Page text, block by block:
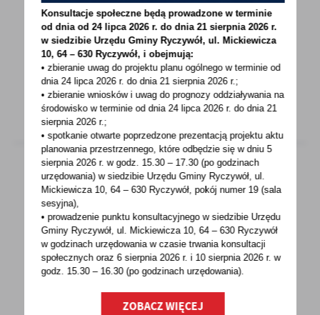
Urząd Gminy w Ryczywole informuje, iż
świadczenie pieniężne za zapewnienie
zakwaterowania i wyżywienia...
04 - 04 - 2022
Informacja o realizacji projektu pn. "Aktywna
integracja w powiecie gostyńskim i
śremskim"
Kancelaria Ekonomii Społecznej non
profit spółka z o graniczną odpowiedzialnością
Konsultacje społeczne będą prowadzone w terminie
od dnia od 24 lipca 2026 r. do dnia 21 sierpnia 2026 r.
w siedzibie Urzędu Gminy Ryczywół, ul. Mickiewicza
10, 64 – 630 Ryczywół, i obejmują:
• zbieranie uwag do projektu planu ogólnego w terminie od
dnia 24 lipca 2026 r. do dnia 21 sierpnia 2026 r.;
• zbieranie wniosków i uwag do prognozy oddziaływania na
środowisko w terminie od dnia 24 lipca 2026 r. do dnia 21
sierpnia 2026 r.;
• spotkanie otwarte poprzedzone prezentacją projektu aktu
planowania przestrzennego, które odbędzie się w dniu 5
sierpnia 2026 r.w godz. 15.30 – 17.30 (po godzinach
urzędowania) w siedzibie Urzędu Gminy Ryczywół, ul.
Mickiewicza 10, 64 – 630 Ryczywół, pokójnumer 19 (sala
sesyjna),
• prowadzenie punktu konsultacyjnego w siedzibie Urzędu
Gminy Ryczywół, ul. Mickiewicza 10, 64 – 630 Ryczywół
w godzinachurzędowania w czasie trwania konsultacji
społecznych oraz 6 sierpnia 2026 r. i 10 sierpnia 2026 r. w
godz. 15.30 – 16.30 (po godzinachurzędowania).
ZOBACZ WIĘCEJ